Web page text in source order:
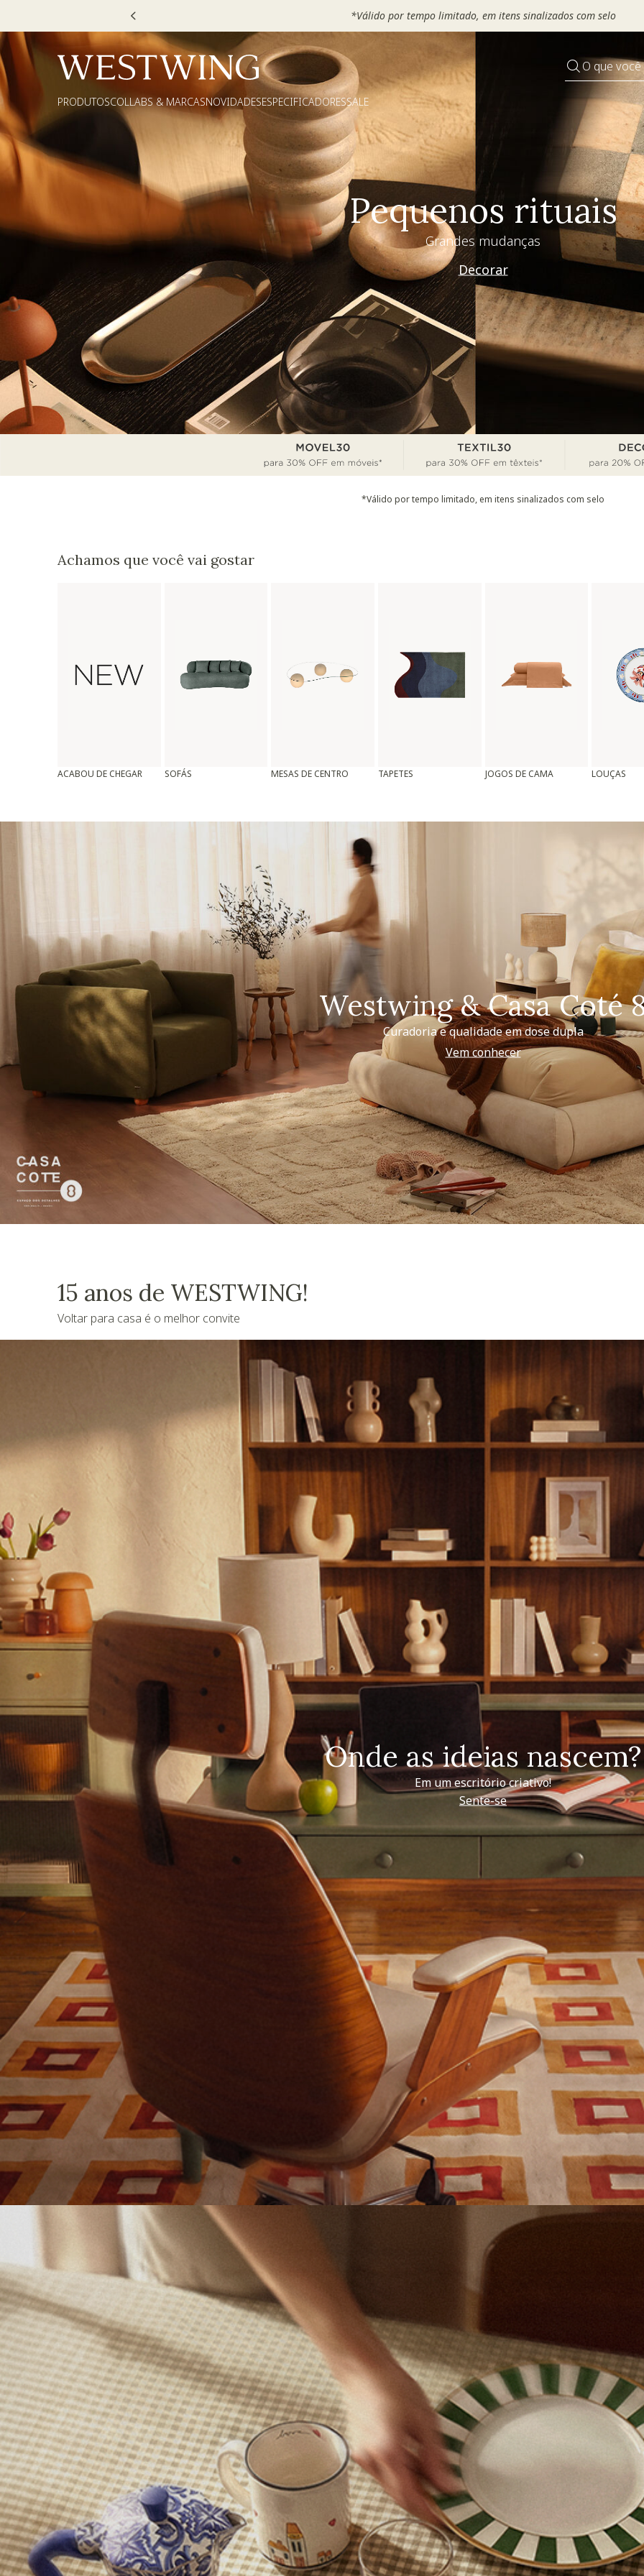
*Válido por tempo limitado, em itens sinalizados com selo
O que
PRODUTOSCOLLABS & MARCASNOVIDADESESPECIFICADORESSALE
Pequenos rituais
Grandes mudanças
Decorar
*Válido por tempo limitado, em itens sinalizados com selo
Achamos que você vai gostar
ACABOU DE CHEGAR SOFÁS MESAS DE CENTRO TAPETES JOGOS DE CAMA LOUÇAS
Westwing & Casa Coté
Curadoria e qualidade em dose dupla
Vem conhecer
15 anos de WESTWING!
Voltar para casa é o melhor convite
Onde as ideias nascem?
Em um escritório criativo!
Sente-se